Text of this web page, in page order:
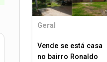
Geral
Vende se está casa
no bairro Ronaldo